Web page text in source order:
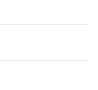
供）の初節
)